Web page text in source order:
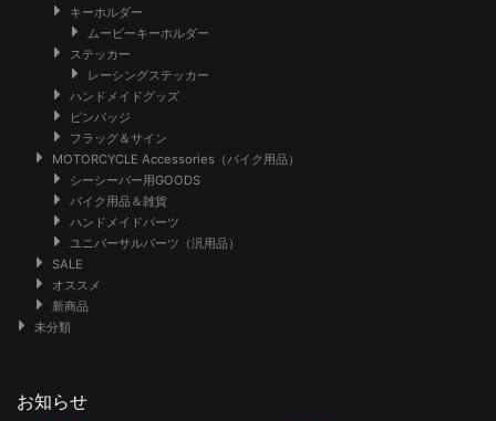
キーホルダー
ムービーキーホルダー
ステッカー
レーシングステッカー
ハンドメイドグッズ
ピンバッジ
フラッグ＆サイン
MOTORCYCLE Accessories（バイク用品）
シーシーバー用GOODS
バイク用品＆雑貨
ハンドメイドパーツ
ユニバーサルパーツ（汎用品）
SALE
オススメ
新商品
未分類
お知らせ